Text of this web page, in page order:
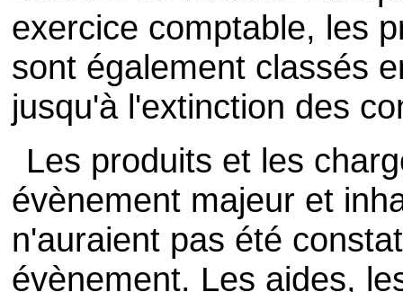
exercice comptable, les
sont également classés
jusqu'à l'extinction des
Les produits et les
évènement majeur et
n'auraient pas été
évènement. Les aides,